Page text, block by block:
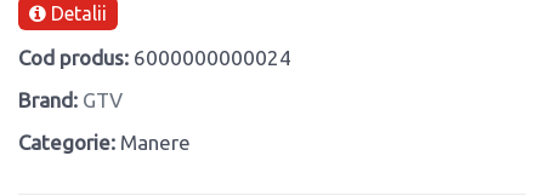
Detalii
Cod produs: 6000000000024
Brand: GTV
Categorie: Manere